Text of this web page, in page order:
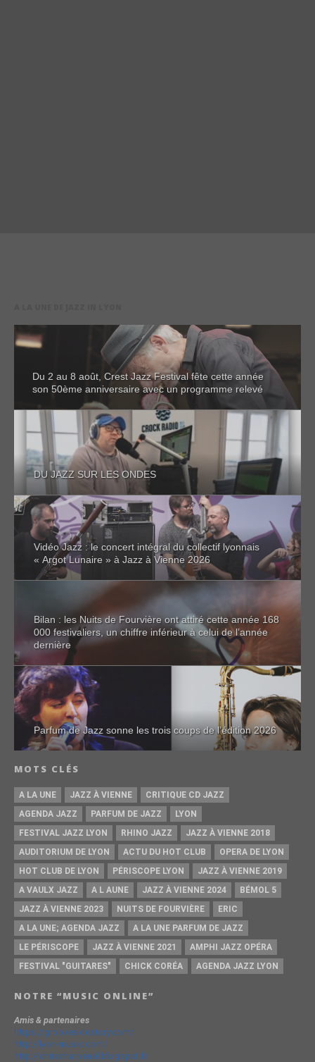
Du 2 au 8 août, Crest Jazz Festival fête cette année
son 50ème anniversaire avec un programme relevé
DU JAZZ SUR LES ONDES
Vidéo Jazz : le concert intégral du collectif lyonnais
« Argot Lunaire » à Jazz à Vienne 2026
Bilan : les Nuits de Fourvière ont attiré cette année 168
000 festivaliers, un chiffre inférieur à celui de l’année
dernière
Parfum de Jazz sonne les trois coups de l’édition 2026
MOTS CLÉS
A LA UNE JAZZ À VIENNE
CRITIQUE CD JAZZ
AGENDA JAZZ
PARFUM DE JAZZ
LYON
FESTIVAL JAZZ LYON
RHINO JAZZ
JAZZ À VIENNE 2018
AUDITORIUM DE LYON
ACTU DU HOT CLUB
OPERA DE LYON
HOT CLUB DE LYON
PÉRISCOPE LYON
JAZZ À VIENNE 2019
A VAULX JAZZ
A L AUNE JAZZ À VIENNE 2024
BÉMOL 5
JAZZ À VIENNE 2023
NUITS DE FOURVIÈRE
ERIC
A LA UNE; AGENDA JAZZ
A LA UNE PARFUM DE JAZZ
LE PÉRISCOPE
JAZZ À VIENNE 2021
AMPHI JAZZ OPÉRA
FESTIVAL "GUITARES"
CHICK CORÉA AGENDA JAZZ LYON
NOTRE “MUSIC ONLINE”
Amis & partenaires
https://groovesidestory.com/
http://lyon-music.com/
http://chrischarpenel.blogspot.fr